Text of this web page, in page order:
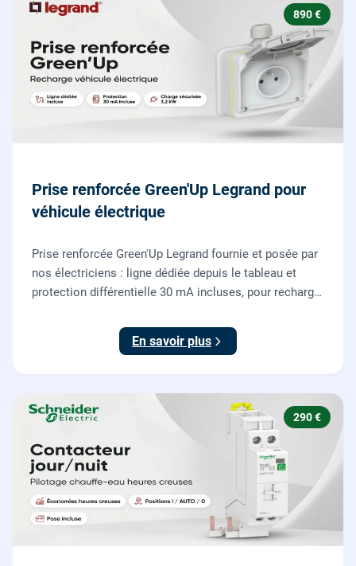
890 €
Prise renforcée Green'Up Legrand pour
véhicule électrique
Prise renforcée Green'Up Legrand fournie et posée par
nos électriciens : ligne dédiée depuis le tableau et
protection différentielle 30 mA incluses, pour recharger
En savoir plus
290 €